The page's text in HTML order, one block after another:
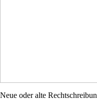
Neue oder alte